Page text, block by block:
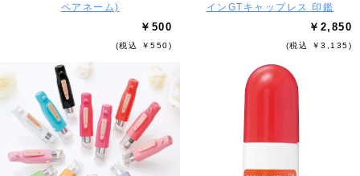
ペアネーム)
￥500
(税込 ￥550)
インGTキャップレス 印鑑
￥2,850
(税込 ￥3,135)